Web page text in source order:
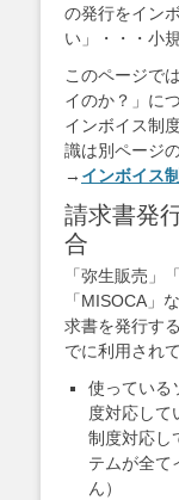
の発行をイン
い」・・・小
このページで
イのか？」に
インボイス制
識は別ページ
→ インボイス
請求書発
合
「弥生販売」
「MISOCA」
求書を発行す
でに利用され
使っている
度対応して
制度対応し
テムが全て
ん）